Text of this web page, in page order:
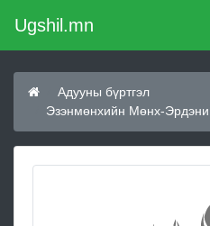
Ugshil.mn
Адууны бүртгэл
Эзэнмөнхийн Мөнх-